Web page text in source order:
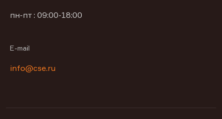
пн-пт : 09:00-18:00
E-mail
info@cse.ru